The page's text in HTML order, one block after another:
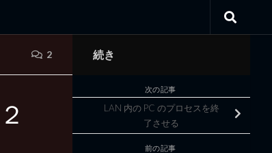
2 続き
次の記事
LAN 内の PC のプロセスを終
了させる
前の記事